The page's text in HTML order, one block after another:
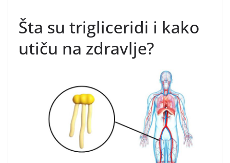
Šta su trigliceridi i kako
utiču na zdravlje?